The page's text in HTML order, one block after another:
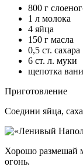
800 г
1 л молока
4 яйца
150 г масла
0,5 ст. сахара
6 ст. л. муки
щепотка
Приготовление
Соедини яйца,
Хорошо размешай
огонь.